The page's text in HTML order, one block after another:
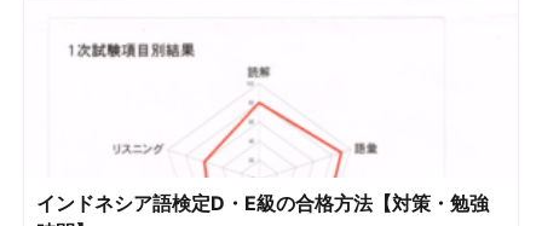
インドネシア語検定D・E級の合格方法【対策・勉強